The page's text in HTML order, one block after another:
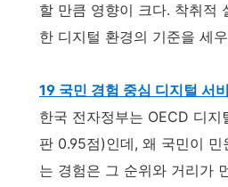
할 만큼 영향이 크다. 착취적
한 디지털 환경의 기준을 세
19 국민 경험 중심 디지털 서
한국 전자정부는 OECD 디
판 0.95점)인데, 왜 국민이 민
는 경험은 그 순위와 거리가